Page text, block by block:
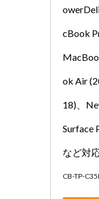
cBook
ok Air
18)、
Surface
など対
CB-TP-